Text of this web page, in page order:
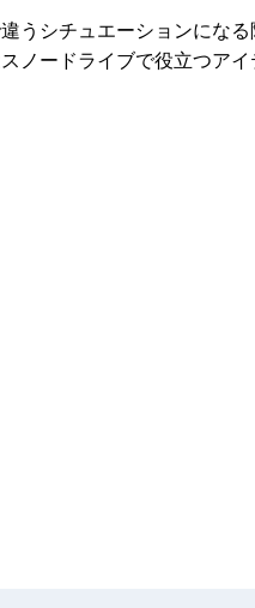
うシチュエーションにな
ノードライブで役立つアイ